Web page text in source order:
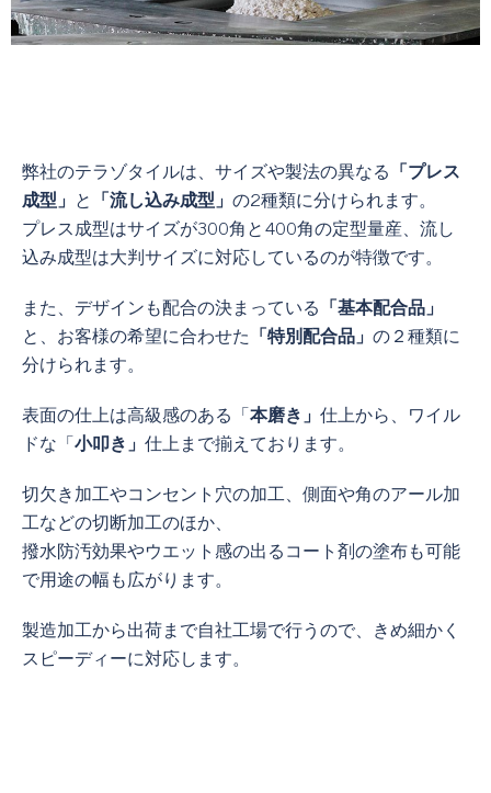
弊社のテラゾタイルは、サイズや製法の異なる 「プレス
成型」 と 「流し込み成型」 の2種類に分けられます。
プレス成型はサイズが300角と400角の定型量産、流し
込み成型は大判サイズに対応しているのが特徴です。
また、デザインも配合の決まっている 「基本配合品」
と、 お客様の希望に合わせた 「特別配合品」 の２種類に
分けられます。
表面の仕上は高級感のある「本磨き」 仕上から、ワイル
ドな「小叩き」 仕上まで揃えております。
切欠き加工やコンセント穴の加工、側面や角のアール加
工などの切断加工のほか、
撥水防汚効果やウエット感の出るコート剤の塗布も可能
で用途の幅も広がります。
製造加工から出荷まで自社工場で行うので、きめ細かく
スピーディーに対応します。